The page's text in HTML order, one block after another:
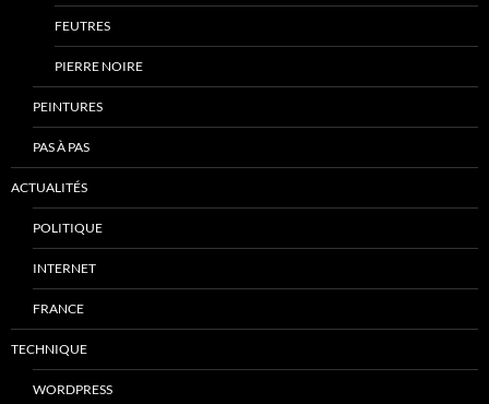
FEUTRES
PIERRE NOIRE
PEINTURES
PAS À PAS
ACTUALITÉS
POLITIQUE
INTERNET
FRANCE
TECHNIQUE
WORDPRESS